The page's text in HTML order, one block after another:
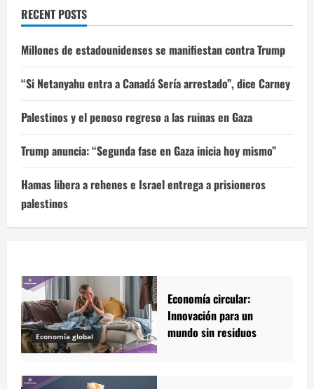
RECENT POSTS
Millones de estadounidenses se manifiestan contra Trump
“Si Netanyahu entra a Canadá Sería arrestado”, dice Carney
Palestinos y el penoso regreso a las ruinas en Gaza
Trump anuncia: “Segunda fase en Gaza inicia hoy mismo”
Hamas libera a rehenes e Israel entrega a prisioneros
palestinos
Economía global
Economía circular:
Innovación para un
mundo sin residuos